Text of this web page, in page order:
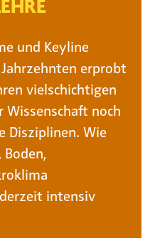
und Keyline
erprobt
vielschichtigen
Wissenschaft noch
Disziplinen. Wie
Boden,
intensiv